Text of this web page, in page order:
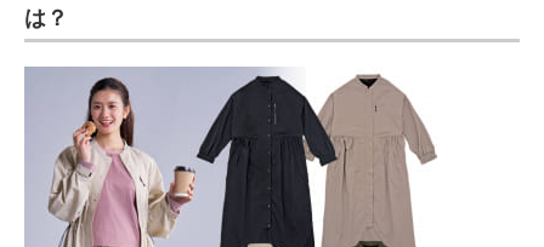
建設×テクノロジーの最前線
は？